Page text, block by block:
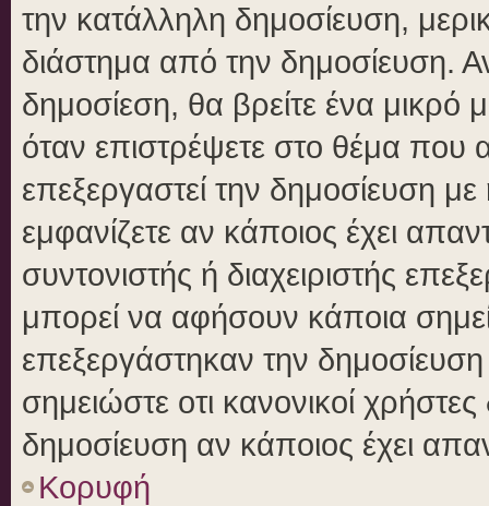
την κατάλληλη δημοσίευση,
διάστημα από την δημοσίευση.
δημοσίεση, θα βρείτε ένα
όταν επιστρέψετε στο θέμα που
επεξεργαστεί την δημοσίευση
εμφανίζετε αν κάποιος έχει
συντονιστής ή διαχειριστής
μπορεί να αφήσουν κάποια
επεξεργάστηκαν την
σημειώστε οτι κανονικοί
δημοσίευση αν κάποιος έχει
Κορυφή